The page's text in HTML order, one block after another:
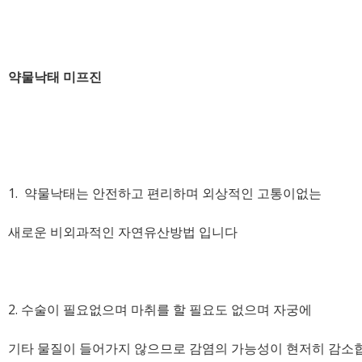
약물낙태 미프진
1. 약물낙태는 안전하고 편리하며 외상적인 고통이없는
새로운 비외과적인 자연유산방법 입니다
2. 수술이 필요없으며 마취를 할 필요도 없으며 자궁에
기타 물질이 들어가지 않으므로 감염의 가능성이 현저히 감소